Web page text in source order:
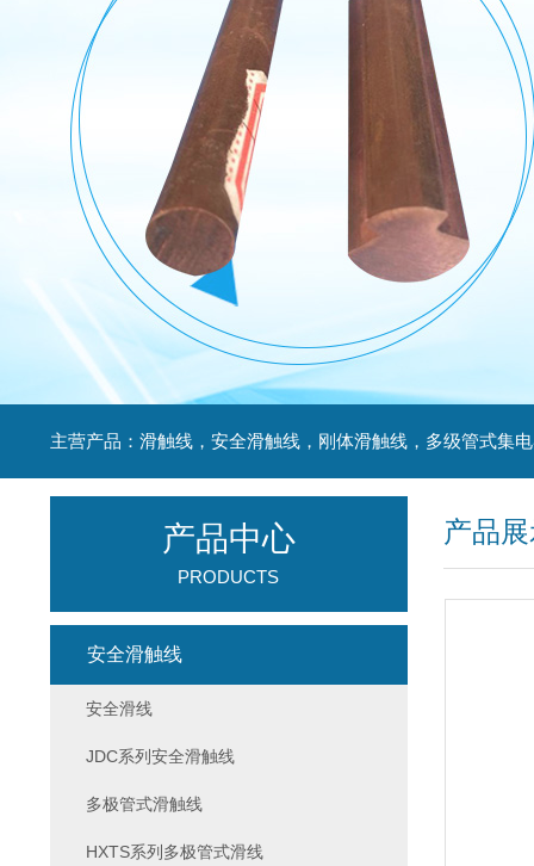
产品
产品中心
PRODUCTS
安全滑触线
安全滑线
JDC系列安全滑触线
多极管式滑触线
HXTS系列多极管式滑线